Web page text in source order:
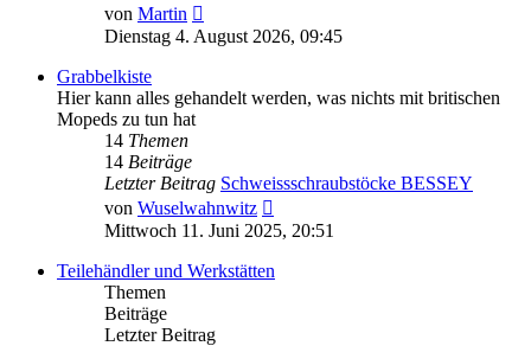
von Martin
Beitrag
Dienstag 4. August 2026, 09:45
Grabbelkiste
Hier kann alles gehandelt werden, was nichts mit britischen
Mopeds zu tun hat
14 Themen
14 Beiträge
Letzter Beitrag Schweissschraubstöcke BESSEY
von Wuselwahnwitz
Beitrag
Mittwoch 11. Juni 2025, 20:51
Teilehändler und Werkstätten
Themen
Beiträge
Letzter Beitrag